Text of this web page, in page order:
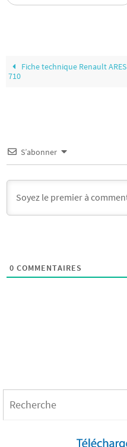
Fiche technique Renault ARES
710
S’abonner
0 COMMENTAIRES